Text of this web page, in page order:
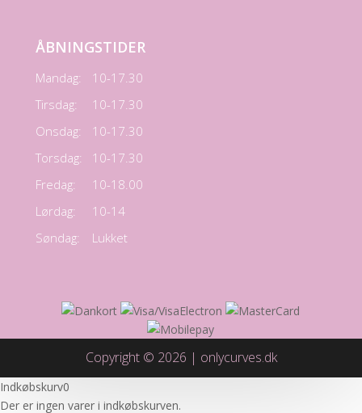
ÅBNINGSTIDER
Mandag:
10-17.30
Tirsdag:
10-17.30
Onsdag:
10-17.30
Torsdag:
10-17.30
Fredag:
10-18.00
Lørdag:
10-14
Søndag:
Lukket
Copyright © 2026 | onlycurves.dk
Indkøbskurv0
Der er ingen varer i indkøbskurven.